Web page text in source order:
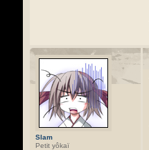
Slam
Petit yôkaï